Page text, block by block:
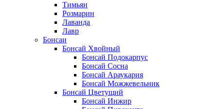
Тимьян
Розмарин
Лаванда
Лавр
Бонсаи
Бонсай Хвойный
Бонсай Подокарпус
Бонсай Сосна
Бонсай Араукария
Бонсай Можжевельник
Бонсай Цветущий
Бонсай Инжир